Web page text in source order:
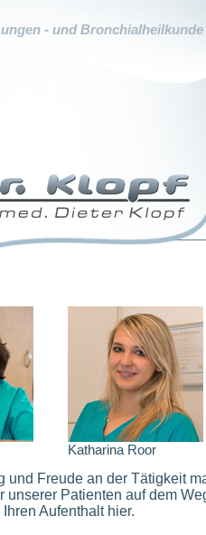
- und Bronchialheilkunde
Katharina Roor
und Freude an der Tätigkeit
unserer Patienten auf dem
Aufenthalt hier.